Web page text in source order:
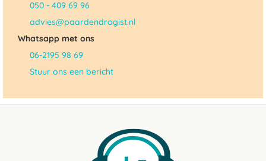
050 - 409 69 96
advies@paardendrogist.nl
Whatsapp met ons
06-2195 98 69
Stuur ons een bericht